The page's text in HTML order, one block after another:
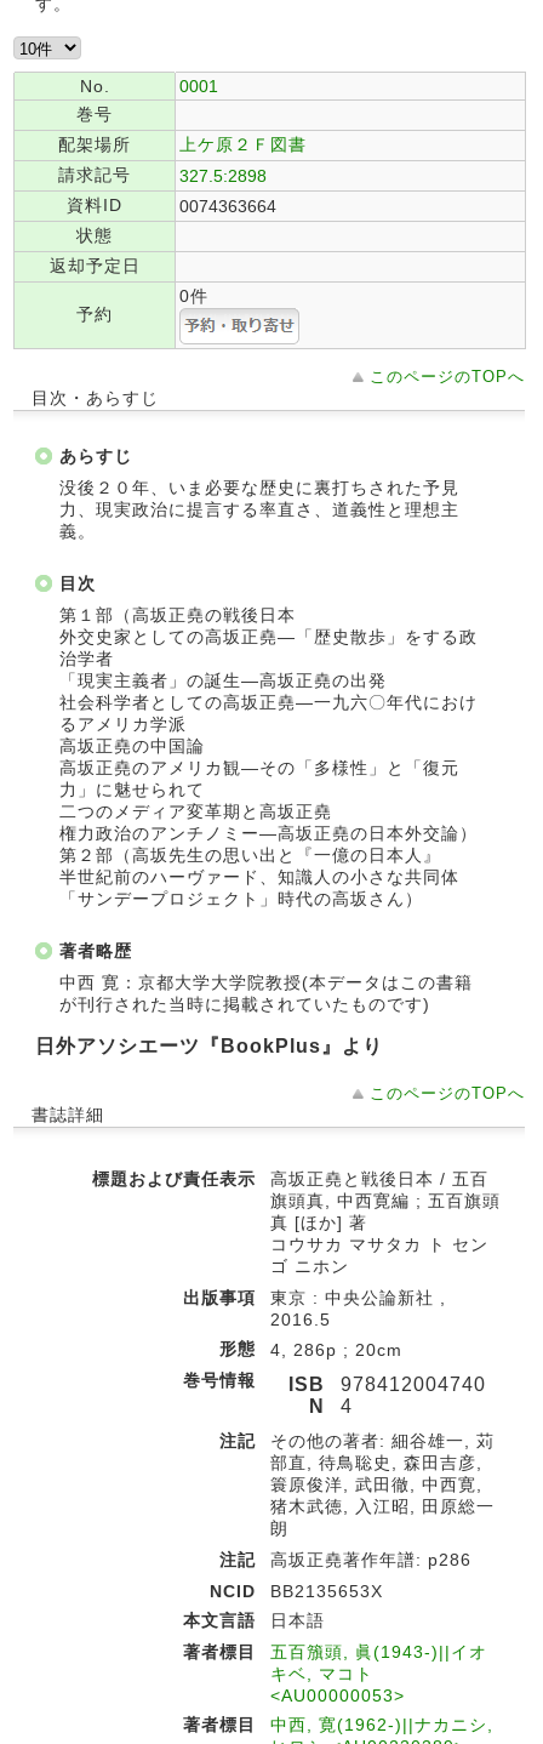
No.
0001
巻号
配架場所
上ケ原２Ｆ図書
請求記号
327.5:2898
資料ID
0074363664
状態
返却予定日
予約
0件
このページのTOPへ
目次・あらすじ
あらすじ
没後２０年、いま必要な歴史に裏打ちされた予見
力、現実政治に提言する率直さ、道義性と理想主
義。
目次
第１部（高坂正堯の戦後日本
外交史家としての高坂正堯―「歴史散歩」をする政
治学者
「現実主義者」の誕生―高坂正堯の出発
社会科学者としての高坂正堯―一九六〇年代におけ
るアメリカ学派
高坂正堯の中国論
高坂正堯のアメリカ観―その「多様性」と「復元
力」に魅せられて
二つのメディア変革期と高坂正堯
権力政治のアンチノミー―高坂正堯の日本外交論）
第２部（高坂先生の思い出と『一億の日本人』
半世紀前のハーヴァード、知識人の小さな共同体
「サンデープロジェクト」時代の高坂さん）
著者略歴
中西 寛：京都大学大学院教授(本データはこの書籍
が刊行された当時に掲載されていたものです)
日外アソシエーツ『BookPlus』より
このページのTOPへ
書誌詳細
標題および責任表示
高坂正堯と戦後日本 / 五百
旗頭真, 中西寛編 ; 五百旗頭
真 [ほか] 著
コウサカ マサタカ ト セン
ゴ ニホン
出版事項
東京 : 中央公論新社 ,
2016.5
形態
4, 286p ; 20cm
巻号情報
ISB
N
978412004740
4
注記
その他の著者: 細谷雄一, 苅
部直, 待鳥聡史, 森田吉彦,
簑原俊洋, 武田徹, 中西寛,
猪木武徳, 入江昭, 田原総一
朗
注記
高坂正堯著作年譜: p286
NCID
BB2135653X
本文言語
日本語
著者標目
五百籏頭, 眞(1943-)||イオ
キベ, マコト
<AU00000053>
著者標目
中西, 寛(1962-)||ナカニシ,